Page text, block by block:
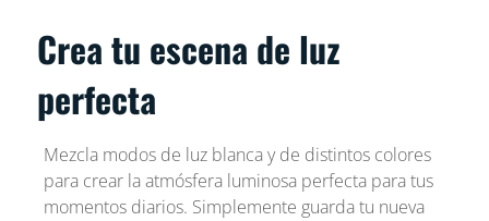
Crea tu escena de luz
perfecta
Mezcla modos de luz blanca y de distintos colores
para crear la atmósfera luminosa perfecta para tus
momentos diarios. Simplemente guarda tu nueva